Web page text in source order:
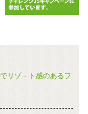
リゾ－ト感のあるフ